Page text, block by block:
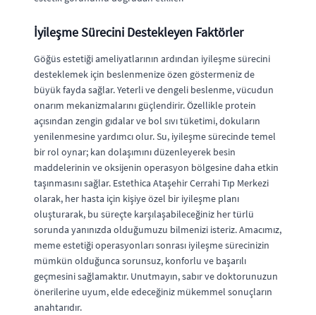
İyileşme Sürecini Destekleyen Faktörler
Göğüs estetiği ameliyatlarının ardından iyileşme sürecini
desteklemek için beslenmenize özen göstermeniz de
büyük fayda sağlar. Yeterli ve dengeli beslenme, vücudun
onarım mekanizmalarını güçlendirir. Özellikle protein
açısından zengin gıdalar ve bol sıvı tüketimi, dokuların
yenilenmesine yardımcı olur. Su, iyileşme sürecinde temel
bir rol oynar; kan dolaşımını düzenleyerek besin
maddelerinin ve oksijenin operasyon bölgesine daha etkin
taşınmasını sağlar. Estethica Ataşehir Cerrahi Tıp Merkezi
olarak, her hasta için kişiye özel bir iyileşme planı
oluşturarak, bu süreçte karşılaşabileceğiniz her türlü
sorunda yanınızda olduğumuzu bilmenizi isteriz. Amacımız,
meme estetiği operasyonları sonrası iyileşme sürecinizin
mümkün olduğunca sorunsuz, konforlu ve başarılı
geçmesini sağlamaktır. Unutmayın, sabır ve doktorunuzun
önerilerine uyum, elde edeceğiniz mükemmel sonuçların
anahtarıdır.